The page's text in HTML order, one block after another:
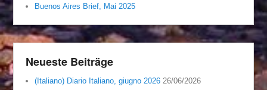
Buenos Aires Brief, Mai 2025
Neueste Beiträge
(Italiano) Diario Italiano, giugno 2026 26/06/2026